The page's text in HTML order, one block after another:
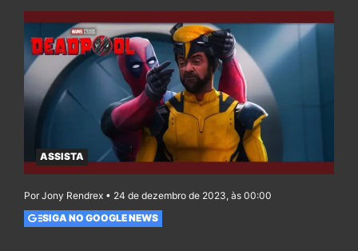
ASSISTA
Por Jony Rendrex • 24 de dezembro de 2023, às 00:00
SIGA NO GOOGLE NEWS